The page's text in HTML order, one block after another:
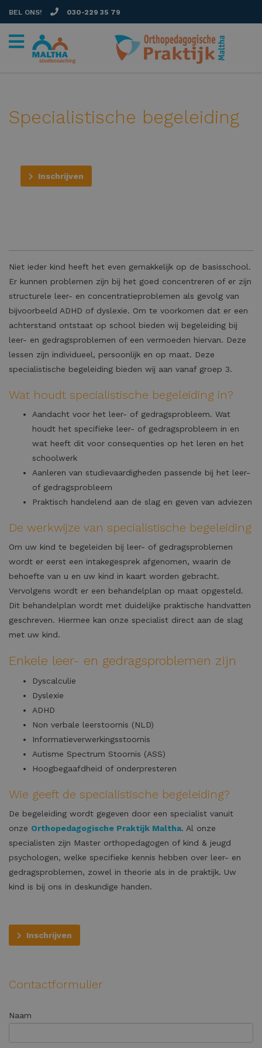
BEL ONS! 030-229 35 79
Specialistische begeleiding
Inschrijven
Niet ieder kind heeft het even gemakkelijk op de basisschool.
Er kunnen problemen zijn bij het goed concentreren of er zijn
structurele leer- en concentratieproblemen als gevolg van
bijvoorbeeld ADHD of dyslexie. Om te voorkomen dat er een
achterstand ontstaat op school bieden wij begeleiding bij
leer- en gedragsproblemen of een vermoeden hiervan. Deze
lessen zijn individueel, persoonlijk en op maat. Deze
specialistische begeleiding bieden wij aan vanaf groep 3.
Wat houdt specialistische begeleiding in?
Aandacht voor het leer- of gedragsprobleem. Wat
houdt het specifieke leer- of gedragsprobleem in en
wat heeft dit voor consequenties op het leren en het
schoolwerk
Aanleren van studievaardigheden passende bij het leer-
of gedragsprobleem
Praktisch handelend aan de slag en geven van adviezen
De werkwijze van specialistische begeleiding
Om uw kind te begeleiden bij leer- of gedragsproblemen
wordt er eerst een intakegesprek afgenomen, waarin de
behoefte van u en uw kind in kaart worden gebracht.
Vervolgens wordt er een behandelplan op maat opgesteld.
Dit behandelplan wordt met duidelijke praktische handvatten
geschreven. Hiermee kan onze specialist direct aan de slag
met uw kind.
Enkele leer- en gedragsproblemen zijn
Dyscalculie
Dyslexie
ADHD
Non verbale leerstoornis (NLD)
Informatieverwerkingsstoornis
Autisme Spectrum Stoornis (ASS)
Hoogbegaafdheid of onderpresteren
Wie geeft de specialistische begeleiding?
De begeleiding wordt gegeven door een specialist vanuit
onze Orthopedagogische Praktijk Maltha. Al onze
specialisten zijn Master orthopedagogen of kind & jeugd
psychologen, welke specifieke kennis hebben over leer- en
gedragsproblemen, zowel in theorie als in de praktijk. Uw
kind is bij ons in deskundige handen.
Inschrijven
Contactformulier
Naam